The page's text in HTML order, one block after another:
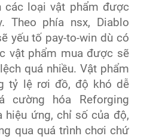
các loại vật phẩm được
Theo phía nsx, Diablo
yếu tố pay-to-win dù có
vật phẩm mua được sẽ
quá nhiều. Vật phẩm
tỷ lệ rơi đồ, độ khó dễ
cường hóa Reforging
hiệu ứng, chỉ số của độ,
qua quá trình chơi chứ